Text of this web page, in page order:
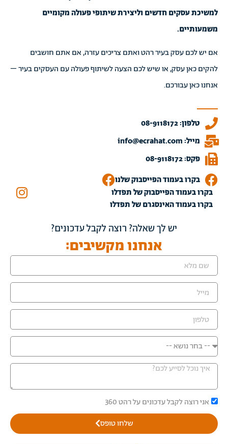
למשיכת עסקים חדשים וליצירת שיתופי פעולה מקומיים
משמעותיים.
אם יש לכם עסק בעיר רהט ואתם צריכים עזרה, אם אתם חושבים
להקים כאן עסק, או שיש לכם הצעה לשיתוף פעולה עם העסקים בעיר –
אנחנו כאן עבורכם.
טלפון: 08-9118172
מייל: info@ecrahat.com
פקס: 08-9118172
בקרו בעמוד הפייסבוק שלנו
בקרו בעמוד הפייסבוק של תפדלו
בקרו בעמוד האינסגרם של תפדלו
יש לך שאלה? רוצה לקבל עדכונים?
אנחנו מקשיבים:
אני רוצה לקבל עדכונים על רהט 360
שלחו טופס